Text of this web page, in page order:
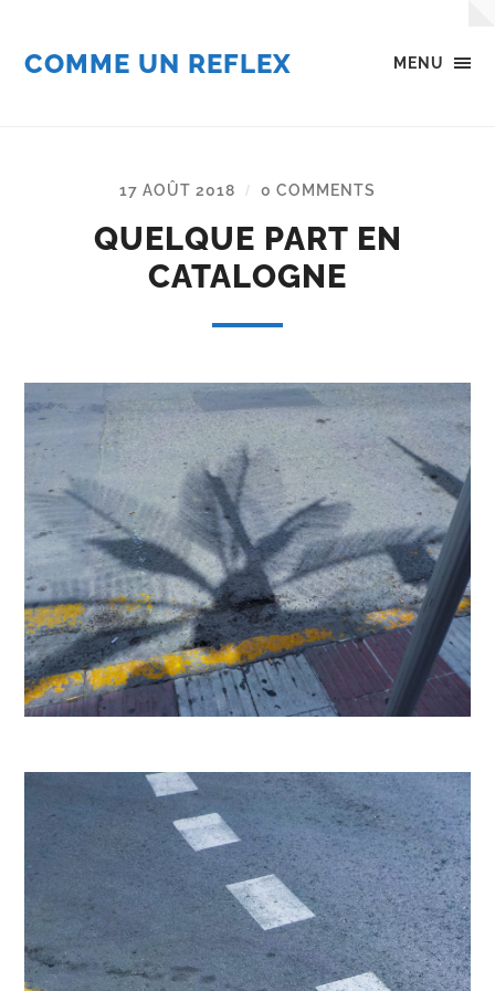
MENU
COMME UN REFLEX
17 AOÛT 2018 / 0 COMMENTS
QUELQUE PART EN
CATALOGNE